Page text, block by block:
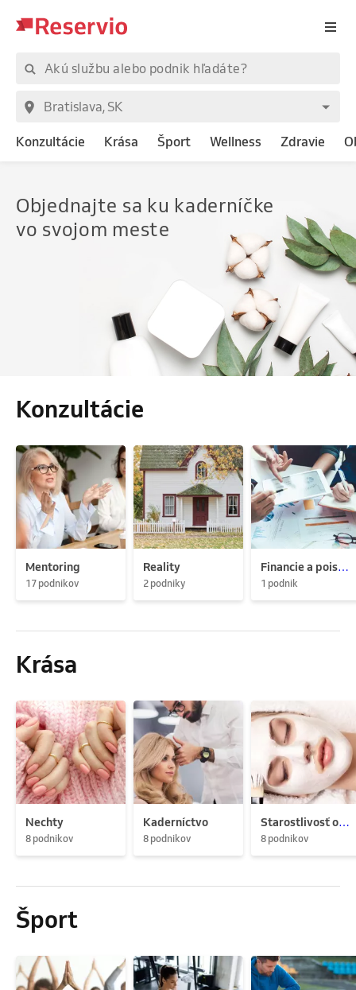
Konzultácie Krása Šport Wellness Zdravie
Objednajte sa ku kaderníčke
vo svojom meste
Konzultácie
Mentoring
17 podnikov
Reality
2 podniky
Financie a poistenie
1 podnik
Krása
Nechty
8 podnikov
Kaderníctvo
8 podnikov
Starostlivosť o pleť
8 podnikov
Šport